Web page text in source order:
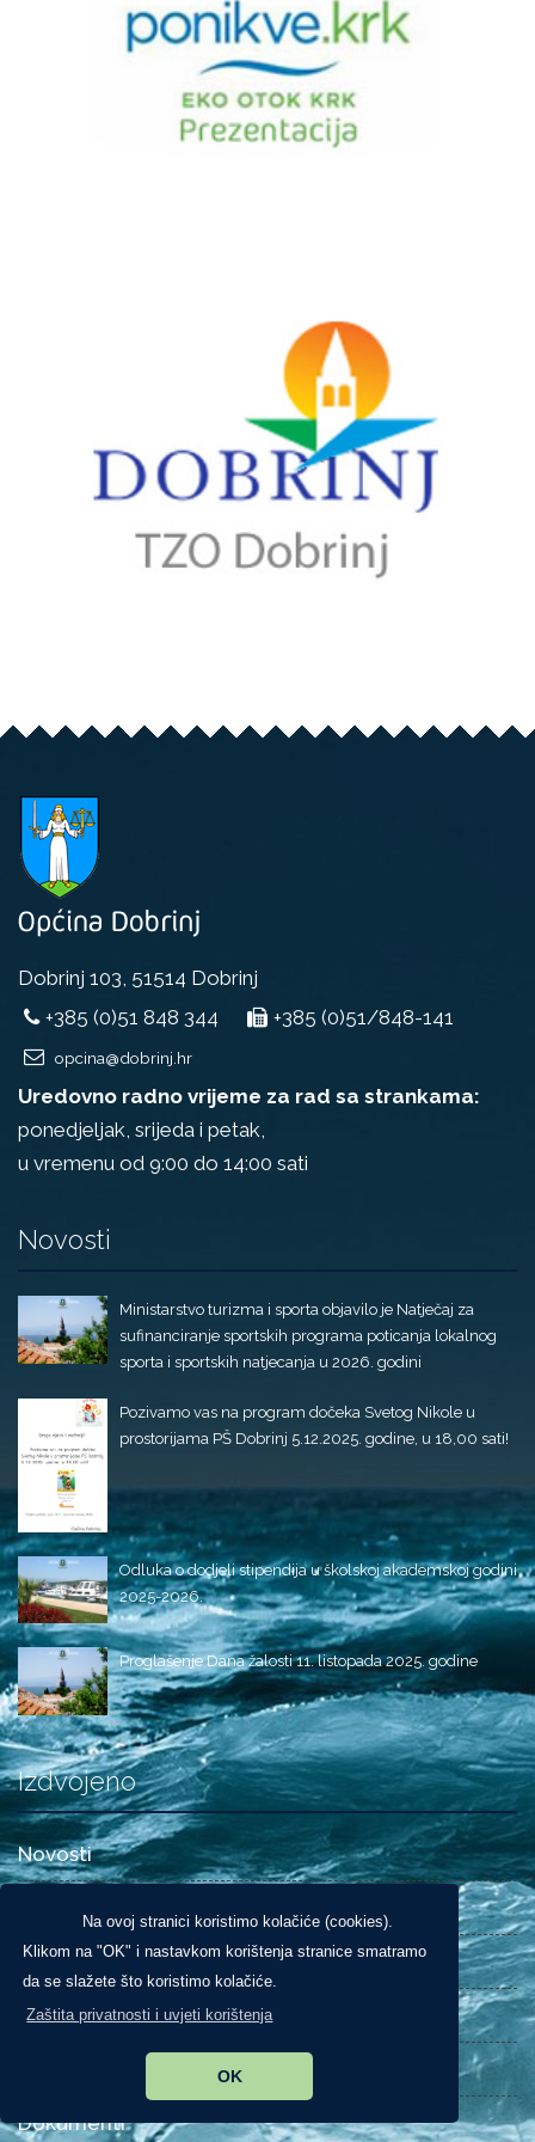
Na ovoj stranici koristimo kolačiće (cookies).
Klikom na "OK" i nastavkom korištenja stranice smatramo
da se slažete što koristimo kolačiće.
Zaštita privatnosti i uvjeti korištenja
OK
Dobrinj 103, 51514 Dobrinj
+385 (0)51 848 344
+385 (0)51/848-141
opcina@dobrinj.hr
Uredovno radno vrijeme za rad sa strankama:
ponedjeljak, srijeda i petak,
u vremenu od 9:00 do 14:00 sati
Novosti
Ministarstvo turizma i sporta objavilo je Natječaj za
sufinanciranje sportskih programa poticanja lokalnog
sporta i sportskih natjecanja u 2026. godini
Pozivamo vas na program dočeka Svetog Nikole u
prostorijama PŠ Dobrinj 5.12.2025. godine, u 18,00 sati!
Odluka o dodjeli stipendija u školskoj akademskoj godini
2025-2026.
Proglašenje Dana žalosti 11. listopada 2025. godine
Izdvojeno
Novosti
Obavijesti
Javni pozivi i natječaji
Dokumenti